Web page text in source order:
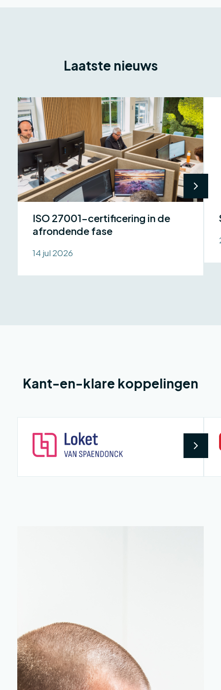
Laatste nieuws
ISO 27001-certificering in de
afrondende fase
14 jul 2026
Kant-en-klare koppelingen